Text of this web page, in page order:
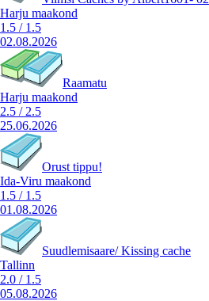
Harju maakond
1.5 / 1.5
02.08.2026
Raamatu
Harju maakond
2.5 / 2.5
25.06.2026
Orust tippu!
Ida-Viru maakond
1.5 / 1.5
01.08.2026
Suudlemisaare/ Kissing cache
Tallinn
2.0 / 1.5
05.08.2026